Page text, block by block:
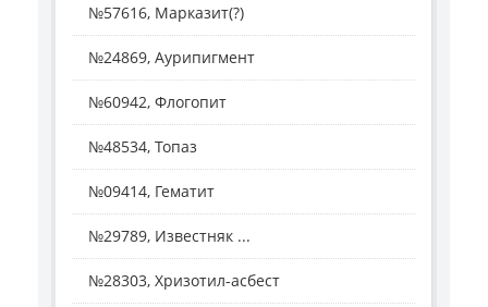
№57616, Марказит(?)
№24869, Аурипигмент
№60942, Флогопит
№48534, Топаз
№09414, Гематит
№29789, Известняк ...
№28303, Хризотил-асбест